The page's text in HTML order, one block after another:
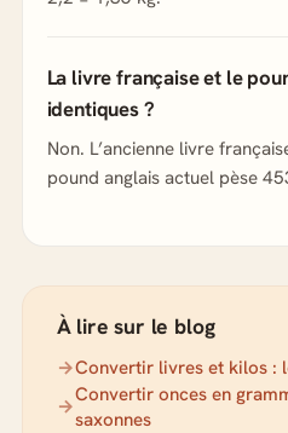
La livre française et le
identiques ?
Non. L’ancienne livre
pound anglais actuel pèse
À lire sur le blog
Convertir livres et kilos :
Convertir onces en
saxonnes